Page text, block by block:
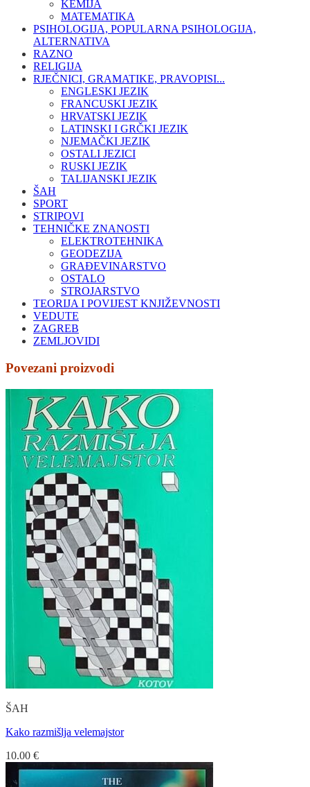
KEMIJA
MATEMATIKA
PSIHOLOGIJA, POPULARNA PSIHOLOGIJA,
ALTERNATIVA
RAZNO
RELIGIJA
RJEČNICI, GRAMATIKE, PRAVOPISI...
ENGLESKI JEZIK
FRANCUSKI JEZIK
HRVATSKI JEZIK
LATINSKI I GRČKI JEZIK
NJEMAČKI JEZIK
OSTALI JEZICI
RUSKI JEZIK
TALIJANSKI JEZIK
ŠAH
SPORT
STRIPOVI
TEHNIČKE ZNANOSTI
ELEKTROTEHNIKA
GEODEZIJA
GRAĐEVINARSTVO
OSTALO
STROJARSTVO
TEORIJA I POVIJEST KNJIŽEVNOSTI
VEDUTE
ZAGREB
ZEMLJOVIDI
Povezani proizvodi
ŠAH
Kako razmišlja velemajstor
10.00 €